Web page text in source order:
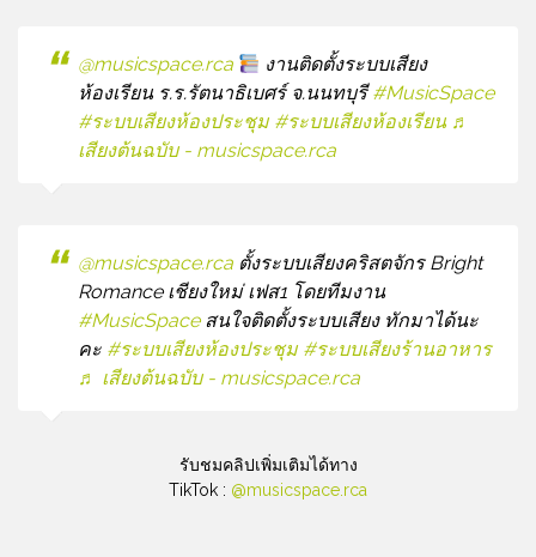
@musicspace.rca
งานติดตั้งระบบเสียง
ห้องเรียน ร.ร.รัตนาธิเบศร์ จ.นนทบุรี#MusicSpace
#ระบบเสียงห้องประชุม #ระบบเสียงห้องเรียน ♬
เสียงต้นฉบับ - musicspace.rca
@musicspace.rca ตั้งระบบเสียงคริสตจักร Bright
Romance เชียงใหม่ เฟส1 โดยทีมงาน
#MusicSpaceสนใจติดตั้งระบบเสียง ทักมาได้นะ
คะ #ระบบเสียงห้องประชุม #ระบบเสียงร้านอาหาร
♬ เสียงต้นฉบับ - musicspace.rca
รับชมคลิปเพิ่มเติมได้ทาง
TikTok : @musicspace.rca